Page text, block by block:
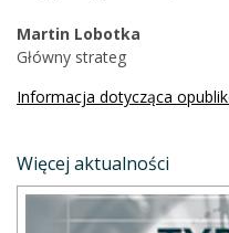
Martin Lobotka
Główny strateg
Informacja dotycząca
Więcej aktualności